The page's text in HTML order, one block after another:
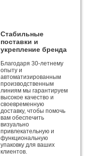
Стабильные
поставки и
укрепление бренда
Благодаря 30-летнему
опыту и
автоматизированным
производственным
линиям мы гарантируем
высокое качество и
своевременную
доставку, чтобы помочь
вам обеспечить
визуально
привлекательную и
функциональную
упаковку для ваших
клиентов.